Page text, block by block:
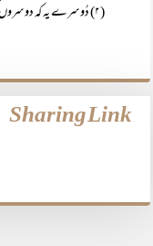
(۲) دُوسرے یہ کہ دوسروں کو حتی المقدور اسلام کی تبلیغ کرے اور دین کی دعوت دے!
Sharing Link